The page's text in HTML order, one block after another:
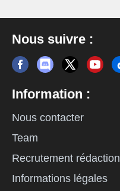
Nous suivre :
Information :
Nous contacter
Team
Recrutement rédaction
Informations légales